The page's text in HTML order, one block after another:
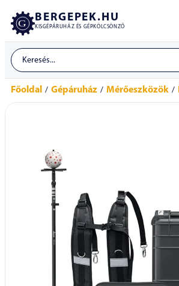
BERGEPEK.HU
KISGÉPÁRUHÁZ ÉS GÉPKÖLCSÖNZŐ
Főoldal / Gépáruház / Mérőeszközök /